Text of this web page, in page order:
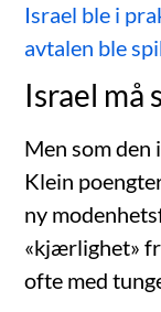
Israel ble i
avtalen ble
Israel må
Men som den
Klein
ny
«kjærlighet»
ofte med